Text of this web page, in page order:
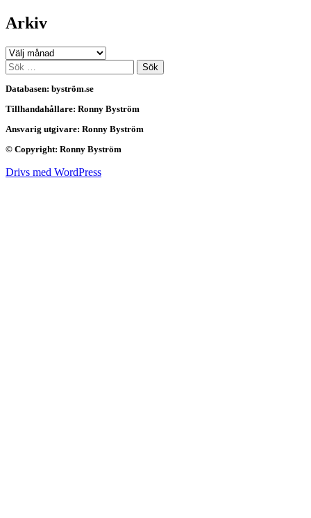
Arkiv
Arkiv
Sök
efter:
Databasen: byström.se
Tillhandahållare: Ronny Byström
Ansvarig utgivare: Ronny Byström
© Copyright: Ronny Byström
Drivs med WordPress